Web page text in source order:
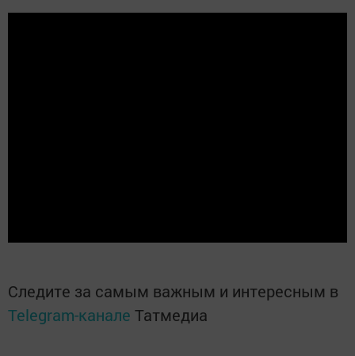
Следите за самым важным и интересным в
Telegram-канале Татмедиа